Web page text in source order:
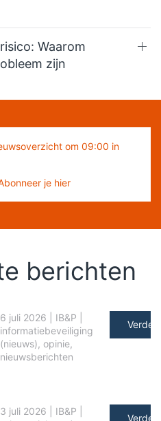
Waarom
zijn
om 09:00 in
je hier
berichten
6 juli 2026 IB&P
informatiebeveiliging
(nieuws), opinie,
nieuwsberichten
Verder
3 juli 2026 IB&P
Verder